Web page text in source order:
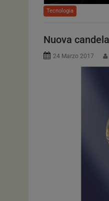
Tecnologia
Nuova
24 Marzo 2017